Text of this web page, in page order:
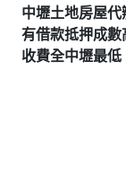
中壢土地房屋
有借款抵押成數
收費全中壢最